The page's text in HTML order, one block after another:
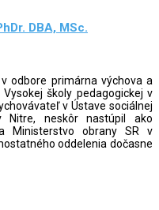
DBA, MSc.
odbore primárna výchova a
školy pedagogickej v
v Ústave sociálnej
neskôr nastúpil ako
Ministerstvo obrany SR v
oddelenia dočasne